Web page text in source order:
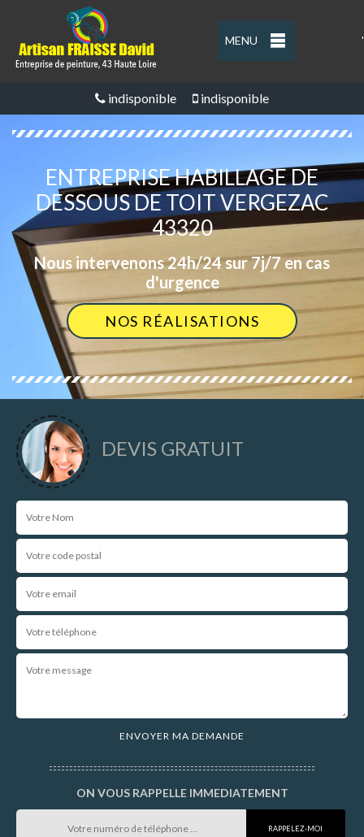
MENU '
indisponible indisponible
ENTREPRISE HABILLAGE DE
DESSOUS DE TOIT VERGEZAC
43320
Nous intervenons 24h/24 sur 7j/7 en cas
d'urgence
NOS RÉALISATIONS
DEVIS GRATUIT
ON VOUS RAPPELLE IMMEDIATEMENT